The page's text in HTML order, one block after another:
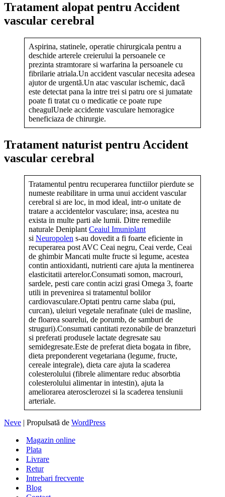
Tratament alopat pentru Accident
vascular cerebral
Aspirina, statinele, operatie chirurgicala pentru a
deschide arterele creierului la persoanele ce
prezinta stramtorare si warfarina la persoanele cu
fibrilarie atriala.Un accident vascular necesita adesea
ajutor de urgentã.Un atac vascular ischemic, dacã
este detectat pana la intre trei si patru ore si jumatate
poate fi tratat cu o medicatie ce poate rupe
cheagulUnele accidente vasculare hemoragice
beneficiaza de chirurgie.
Tratament naturist pentru Accident
vascular cerebral
Tratamentul pentru recuperarea functiilor pierdute se
numeste reabilitare in urma unui accident vascular
cerebral si are loc, in mod ideal, intr-o unitate de
tratare a accidentelor vasculare; insa, acestea nu
exista in multe parti ale lumii. Ditre remediile
naturale Deniplant Ceaiul Imuniplant
si Neuropolen s-au dovedit a fi foarte eficiente in
recuperarea post AVC Ceai negru, Ceai verde, Ceai
de ghimbir Mancati multe fructe si legume, acestea
contin antioxidanti, nutrienti care ajuta la mentinerea
elasticitatii arterelor.Consumati somon, macrouri,
sardele, pesti care contin acizi grasi Omega 3, foarte
utili in prevenirea si tratamentul bolilor
cardiovasculare.Optati pentru carne slaba (pui,
curcan), uleiuri vegetale nerafinate (ulei de masline,
de floarea soarelui, de porumb, de samburi de
struguri).Consumati cantitati rezonabile de branzeturi
si preferati produsele lactate degresate sau
semidegresate.Este de preferat dieta bogata in fibre,
dieta preponderent vegetariana (legume, fructe,
cereale integrale), dieta care ajuta la scaderea
colesterolului (fibrele alimentare reduc absorbtia
colesterolului alimentar in intestin), ajuta la
ameliorarea aterosclerozei si la scaderea tensiunii
arteriale.
Neve | Propulsată de WordPress
Magazin online
Plata
Livrare
Retur
Intrebari frecvente
Blog